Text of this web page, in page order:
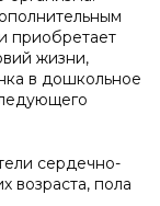
приобретает
жизни,
в дошкольное
сердечно-
возраста, пола